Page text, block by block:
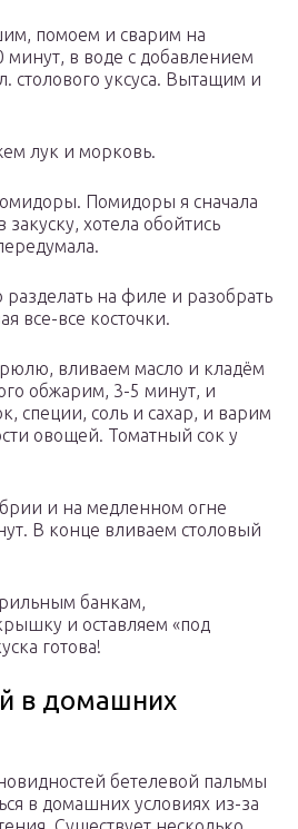
помоем и сварим на
минут, в воде с добавлением
столового уксуса. Вытащим и
лук и морковь.
Помидоры я сначала
закуску, хотела обойтись
на филе и разобрать
все-все косточки.
вливаем масло и кладём
обжарим, 3-5 минут, и
специи, соль и сахар, и варим
овощей. Томатный сок у
и на медленном огне
В конце вливаем столовый
банкам,
и оставляем «под
готова!
в домашних
бетелевой пальмы
в домашних условиях из-за